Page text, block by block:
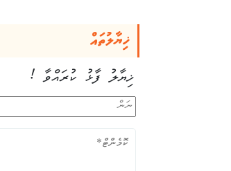
ޚިޔާލުތައް
ޚިޔާލު ފާޅު ކުރައްވާ !